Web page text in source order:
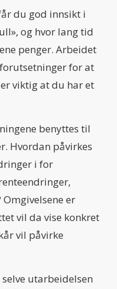
du god innsikt i
og hvor lang tid
penger. Arbeidet
for at
viktig at du har et
benyttes til
Hvordan påvirkes
i for
er
vil da vise konkret
vil påvirke
utarbeidelsen